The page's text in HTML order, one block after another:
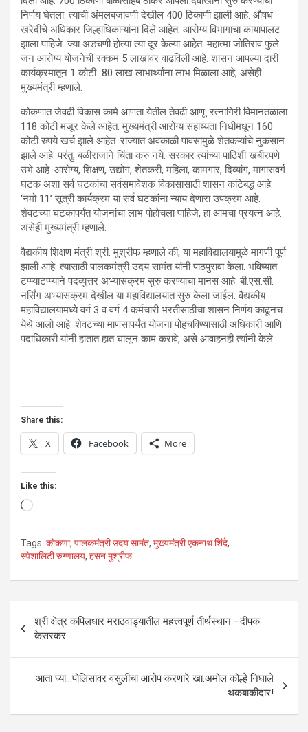
निर्णय घेतला. त्याची अंमलबजावणी देखील 400 ठिकाणी झाली आहे. औषध
खरेदीचे अधिकार जिल्हाधिकाऱ्यांना दिले आहेत. आरोग्य विभागाचा कायापालट
झाला पाहिजे. ज्या अडचणी होत्या त्या दूर केल्या आहेत. महात्मा जोतिराव फुले
जन आरोग्य योजनेची रक्कम 5 लाखांवर वाढविली आहे. शासन आपल्या दारी
कार्यक्रमातून 1 कोटी 80 लाख लाभार्थ्यांना लाभ मिळाला आहे, असेही
मुख्यमंत्री म्हणाले.
कोकणात जेवढी विकास कामे आणता येतील तेवढी आणू. रत्नागिरी विमानतळाला
118 कोटी मंजूर केले आहेत. मुख्यमंत्री आरोग्य सहाय्यता निधीमधून 160
कोटी रुपये खर्च झाले आहेत. राज्यात अवकाळी पावसामुळे शेतकऱ्यांचे नुकसान
झाले आहे. परंतु, बळीराजाने चिंता करु नये. सरकार त्यांच्या पाठिशी खंबीरपणे
उभे आहे. आरोग्य, शिक्षण, उद्योग, शेतकरी, महिला, कामगार, दिव्यांग, मागासवर्ग
घटक अशा सर्व घटकांचा सर्वसमावेशक विकासासाठी शासन कटिबद्ध आहे.
‘नमो 11’ सूत्री कार्यक्रम या सर्व घटकांना न्याय देणारा उपक्रम आहे.
शेवटच्या घटकापर्यंत योजनांचा लाभ पोहोचला पाहिजे, हा आमचा प्रयत्न आहे.
असेही मुख्यमंत्री म्हणाले.
वैद्यकीय शिक्षण मंत्री श्री. मुश्रीफ म्हणाले की, या महाविद्यालयामुळे मागणी पूर्ण
झाली आहे. त्यासाठी पालकमंत्री उदय सामंत यांनी पाठपुरावा केला. भविष्यात
टप्प्याटप्प्याने पदव्युत्तर अभ्यासक्रम सुरु करण्याचा मानस आहे. बी.एस.सी.
नर्सिंग अभ्यासक्रम देखील या महाविद्यालयात सुरु केला जाईल. वैद्यकीय
महाविद्यालयामध्ये वर्ग 3 व वर्ग 4 कर्मचारी भरतीसाठीचा शासन निर्णय काढूनच
येथे आलो आहे. शेवटच्या माणसापर्यंत योजना पोहचविण्यासाठी अधिकारी आणि
पदाधिकारी यांनी हातात हात घालून काम करावे, असे आवाहनही त्यांनी केले.
Share this:
X Facebook More
Like this:
Loading…
Tags: कोकणा, पालकमंत्री उदय सामंत, मुख्यमंत्री एकनाथ शिंदे,
स्पेशालिटी रुग्णालय, हसन मुश्रीफ
Post
navigation
श्री क्षेत्र कपिलधार मराठवाड्यातील महत्त्वपूर्ण तीर्थस्थान –दीपक
केसरकर
आता घ्या…पोलिसांवर वसुलीचा आरोप करणारे खा.अमोल कोल्हे निघाले
थकबाकीदार!